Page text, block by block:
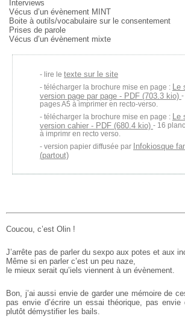
Interviews
Vécus d’un évènement MINT
Boite à outils/vocabulaire sur le consentement
Prises de parole
Vécus d’un évènement mixte
lire le texte sur le site
télécharger la brochure mise en page : Le
version page par page - PDF (703.3 kio) -
pages A5 à imprimer en recto-verso.
télécharger la brochure mise en page : Le
version cahier - PDF (680.4 kio) - 16
à imprimr en recto verso.
version papier diffusée par Infokiosque
(partout)
Coucou, c’est Olin !
J’arrête pas de parler du sexpo aux potes et aux
Même si en parler c’est un peu naze,
le mieux serait qu’iels viennent à un évènement.
Bon, j’ai aussi envie de garder une mémoire de
pas envie d’écrire un essai théorique, pas envie
plutôt démystifier les bails.